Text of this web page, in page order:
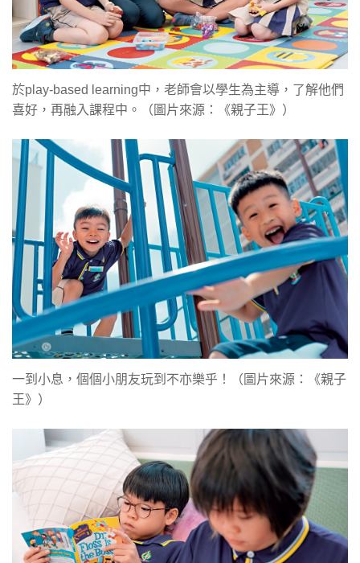
於play-based learning中，老師會以學生為主導，了解他們
喜好，再融入課程中。（圖片來源：《親子王》）
一到小息，個個小朋友玩到不亦樂乎！（圖片來源：《親子
王》）